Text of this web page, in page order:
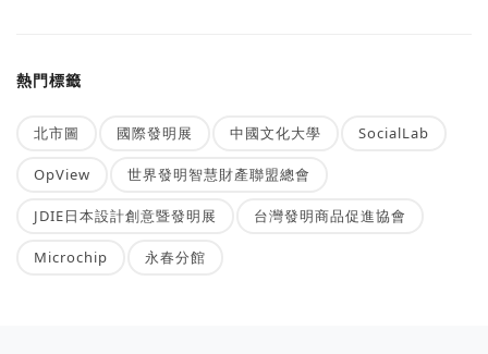
熱門標籤
北市圖 國際發明展 中國文化大學 SocialLab
OpView 世界發明智慧財產聯盟總會
JDIE日本設計創意暨發明展 台灣發明商品促進協會
Microchip 永春分館